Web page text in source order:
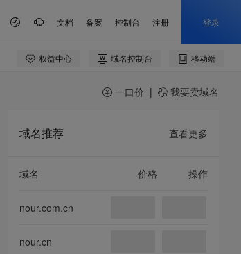
一口价 | 我要卖域名
域名推荐 查看更多
域名 价格 操作
nour.com.cn
nour.cn